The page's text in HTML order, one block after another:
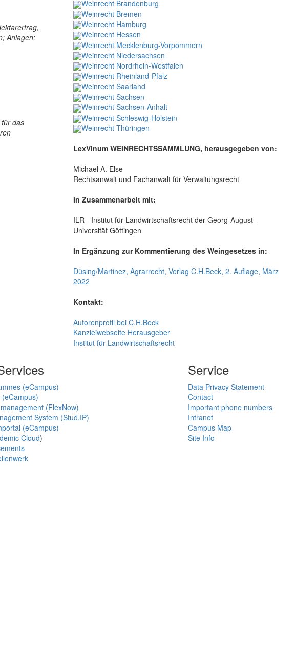
Anlagen:
das
Weinrecht Brandenburg
Weinrecht Bremen
Weinrecht Hamburg
Weinrecht Hessen
Weinrecht Mecklenburg-Vorpommern
Weinrecht Niedersachsen
Weinrecht Nordrhein-Westfalen
Weinrecht Rheinland-Pfalz
Weinrecht Saarland
Weinrecht Sachsen
Weinrecht Sachsen-Anhalt
Weinrecht Schleswig-Holstein
Weinrecht Thüringen
LexVinum WEINRECHTSSAMMLUNG, herausgegeben von:
Michael A. Else
Rechtsanwalt und Fachanwalt für Verwaltungsrecht
In Zusammenarbeit mit:
ILR - Institut für Landwirtschaftsrecht der Georg-August-
Universität Göttingen
In Ergänzung zur Kommentierung des Weingesetzes in:
Düsing/Martinez, Agrarrecht, Verlag C.H.Beck, 2. Auflage, März
2022
Kontakt:
Autorenprofil bei C.H.Beck
Kanzleiwebseite Herausgeber
Institut für Landwirtschaftsrecht
(eCampus)
(FlexNow)
System (Stud.IP)
(eCampus)
Cloud)
Service
Data Privacy Statement
Contact
Important phone numbers
Intranet
Campus Map
Site Info